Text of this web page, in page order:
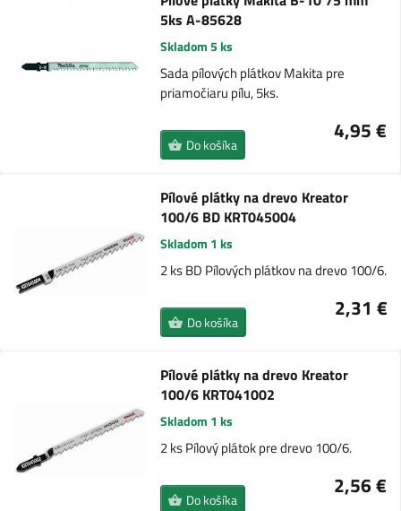
5ks A-85628
Skladom 5 ks
Sada pílových plátkov Makita pre
priamočiaru pílu, 5ks.
4,95 €
Do košíka
Pílové plátky na drevo Kreator
100/6 BD KRT045004
Skladom 1 ks
2 ks BD Pílových plátkov na drevo 100/6.
2,31 €
Do košíka
Pílové plátky na drevo Kreator
100/6 KRT041002
Skladom 1 ks
2 ks Pílový plátok pre drevo 100/6.
2,56 €
Do košíka